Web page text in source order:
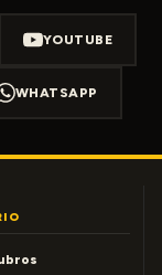
YOUTUBE
WHATSAPP